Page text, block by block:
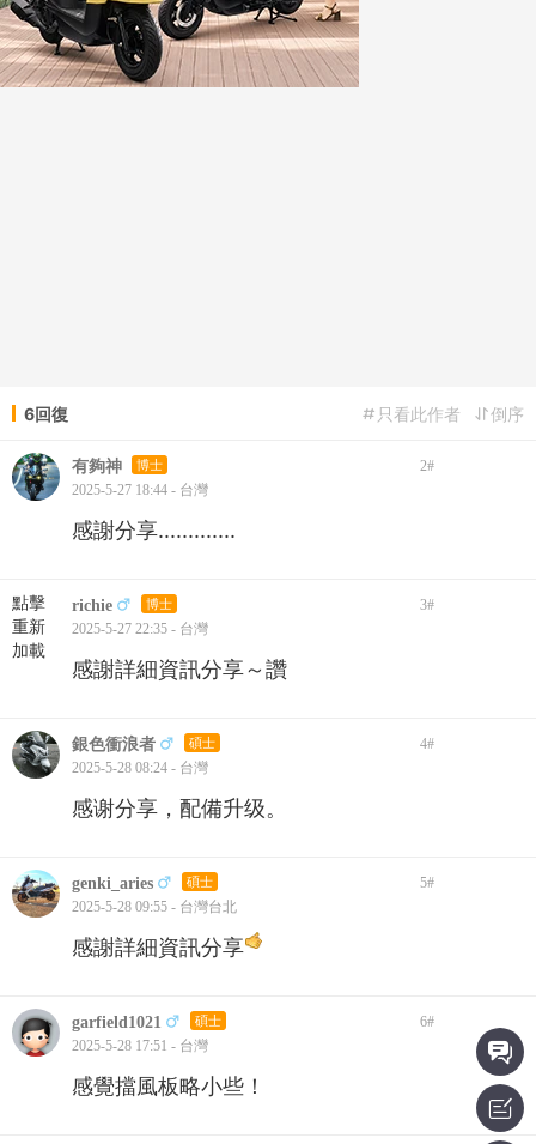
6回復 倒序
只看此作者
有夠神 博士 2#
2025-5-27 18:44 - 台灣
感謝分享.............
點擊
重新
加載
richie 博士 3#
2025-5-27 22:35 - 台灣
感謝詳細資訊分享～讚
銀色衝浪者 碩士 4#
2025-5-28 08:24 - 台灣
感谢分享，配備升级。
genki_aries 碩士 5#
2025-5-28 09:55 - 台灣台北
感謝詳細資訊分享
garfield1021 碩士 6#
2025-5-28 17:51 - 台灣
感覺擋風板略小些！